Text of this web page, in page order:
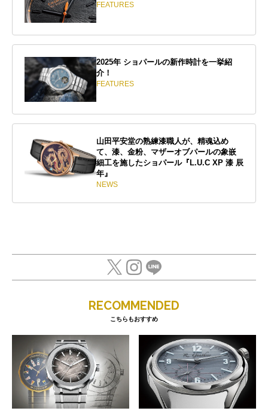
FEATURES
2025年 ショパールの新作時計を一挙紹
介！
FEATURES
山田平安堂の熟練漆職人が、精魂込め
て、漆、金粉、マザーオブパールの象嵌
細工を施したショパール『L.U.C XP 漆 辰
年』
NEWS
RECOMMENDED
こちらもおすすめ